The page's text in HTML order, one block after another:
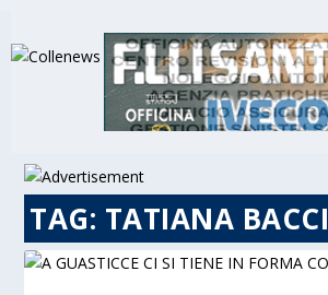
TAG: TATIANA BACCI